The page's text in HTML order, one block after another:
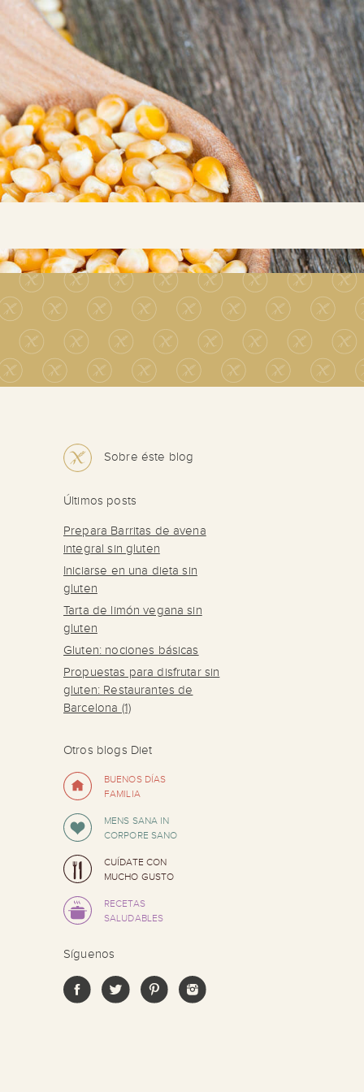
Sobre éste blog
Últimos posts
Prepara Barritas de avena
integral sin gluten
Iniciarse en una dieta sin
gluten
Tarta de limón vegana sin
gluten
Gluten: nociones básicas
Propuestas para disfrutar sin
gluten: Restaurantes de
Barcelona (1)
Otros blogs Diet
BUENOS DÍAS
FAMILIA
MENS SANA IN
CORPORE SANO
CUÍDATE CON
MUCHO GUSTO
RECETAS
SALUDABLES
Síguenos